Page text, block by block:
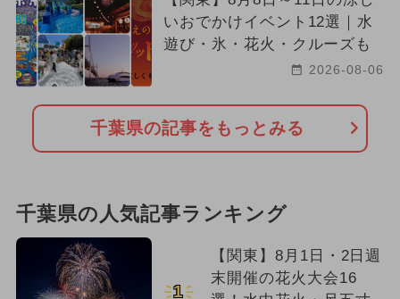
いおでかけイベント12選｜水
遊び・氷・花火・クルーズも
2026-08-06
千葉県の記事をもっとみる
千葉県の人気記事ランキング
1
【関東】8月1日・2日週
末開催の花火大会16